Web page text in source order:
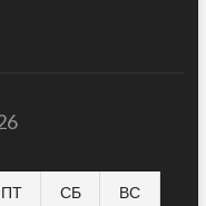
ПТ СБ ВС